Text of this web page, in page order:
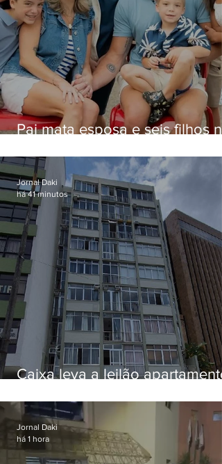
Pai mata esposa e seis filhos
Caixa leva a leilão apartamento
Botafogo
Jornal Daki
há 41 minutos
Jornal Daki
há 1 hora